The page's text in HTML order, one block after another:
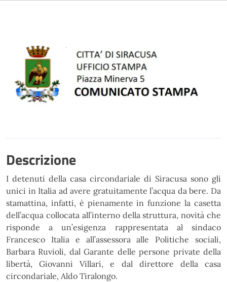
Descrizione
I detenuti della casa circondariale di Siracusa sono gli
unici in Italia ad avere gratuitamente l’acqua da bere. Da
stamattina, infatti, è pienamente in funzione la casetta
dell’acqua collocata all’interno della struttura, novità che
risponde a un’esigenza rappresentata al sindaco
Francesco Italia e all’assessora alle Politiche sociali,
Barbara Ruvioli, dal Garante delle persone private della
libertà, Giovanni Villari, e dal direttore della casa
circondariale, Aldo Tiralongo.